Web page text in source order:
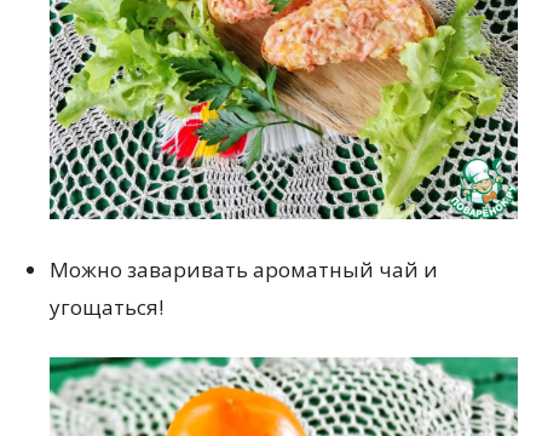
Можно заваривать ароматный чай и
угощаться!